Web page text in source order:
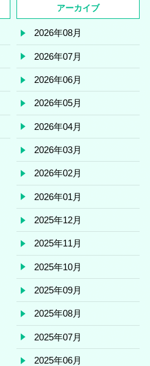
アーカイブ
2026年08月
2026年07月
2026年06月
2026年05月
2026年04月
2026年03月
2026年02月
2026年01月
2025年12月
2025年11月
2025年10月
2025年09月
2025年08月
2025年07月
2025年06月